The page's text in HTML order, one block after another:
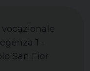
1 -
San Fior